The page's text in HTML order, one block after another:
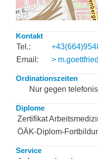
Kontakt
Tel.:
Email:
>
Ordinationszeiten
Nur gegen
Diplome
Zertifikat
ÖÄK-Diplom-
Service